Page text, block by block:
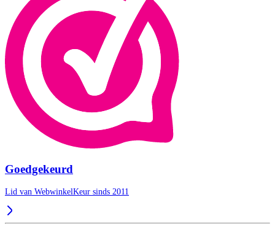
Goedgekeurd
Lid van WebwinkelKeur sinds 2011